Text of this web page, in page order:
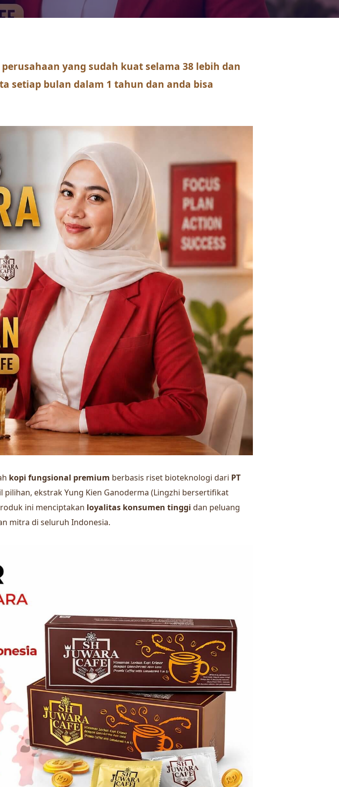
yang sudah kuat selama 38 lebih dan
setiap bulan dalam 1 tahun dan anda bisa
kopi fungsional premium berbasis riset bioteknologi dari PT
ekstrak Yung Kien Ganoderma (Lingzhi bersertifikat
ini menciptakan loyalitas konsumen tinggi dan peluang
mitra di seluruh Indonesia.